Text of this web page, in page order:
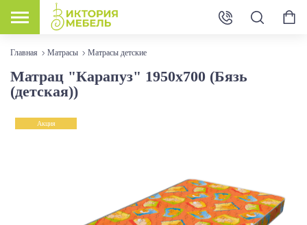
Главная Матрасы Матрасы детские
Матрац "Карапуз" 1950х700 (Бязь
(детская))
Акция